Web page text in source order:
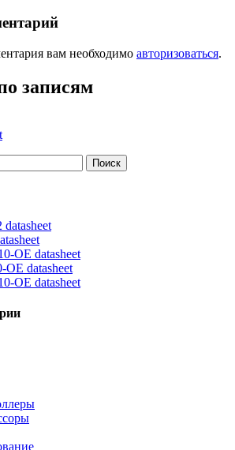
вам необходимо авторизоваться.
записям
OE datasheet
datasheet
OE datasheet